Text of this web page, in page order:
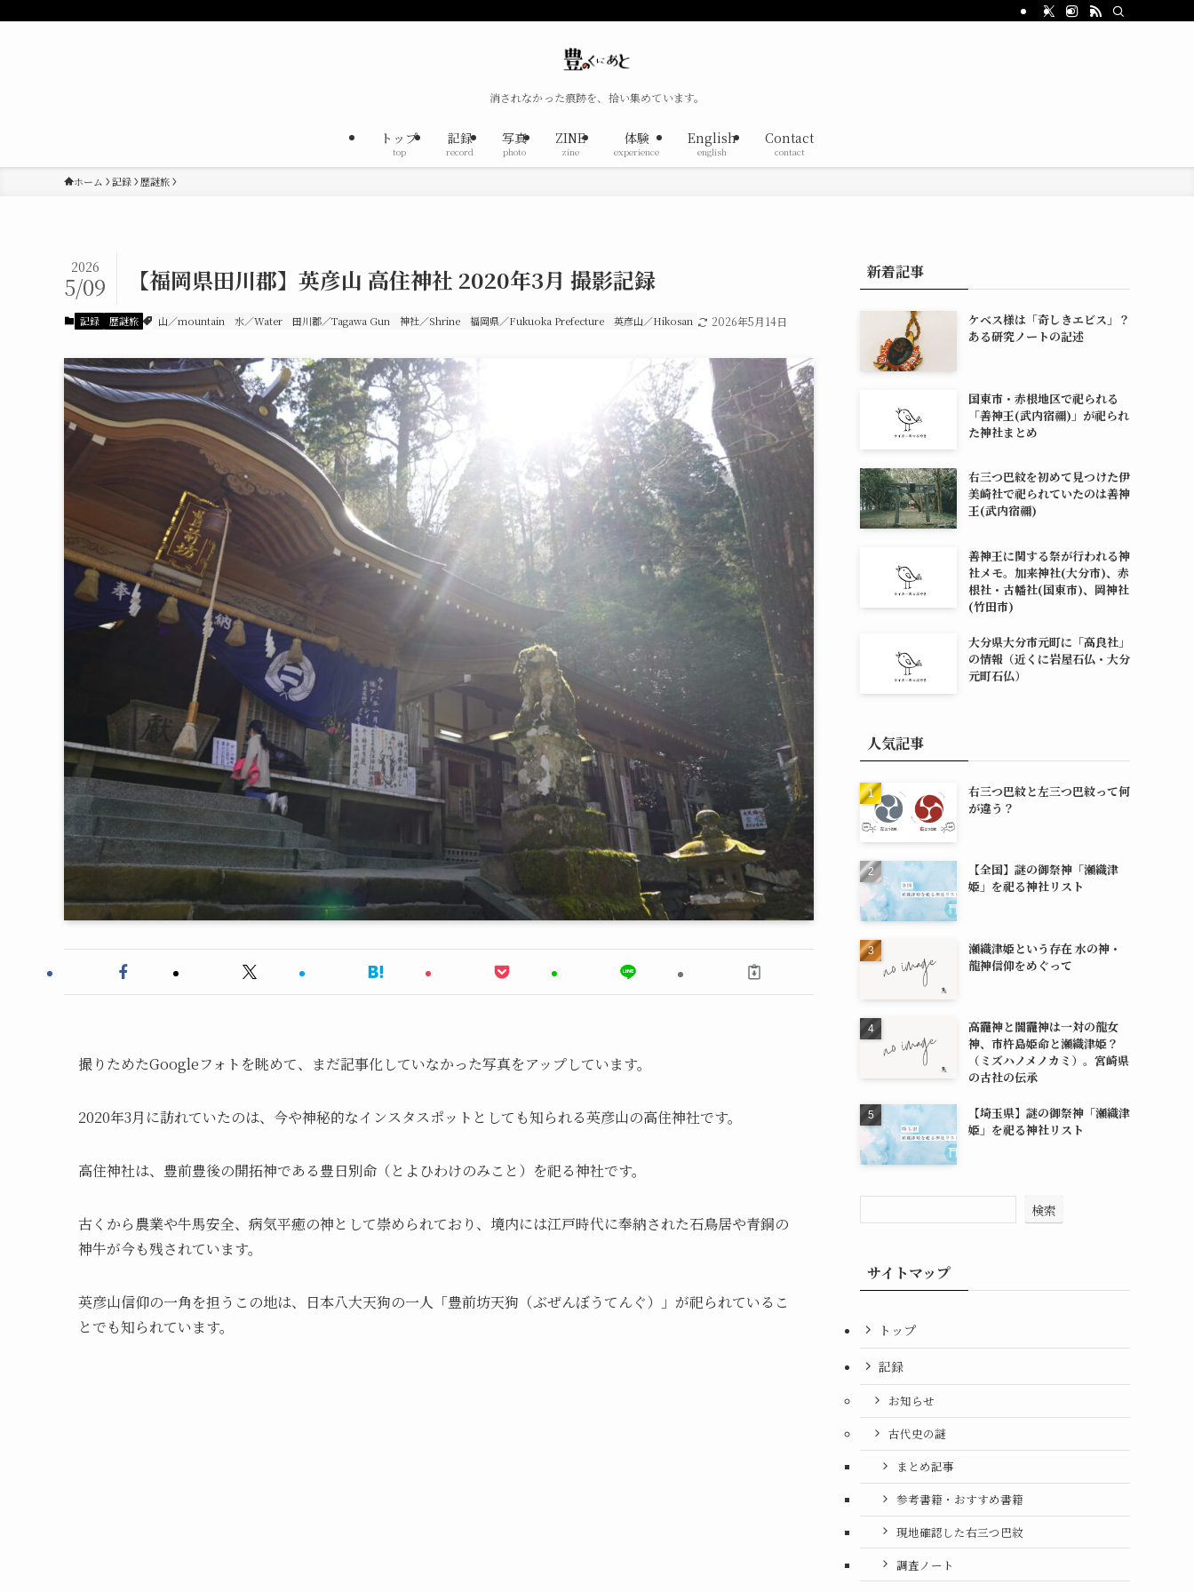
消されなかった痕跡を、拾い集めています。
トップ
top
記録
record
写真
photo
ZINE
zine
体験
experience
English
english
Contact
contact
ホーム 記録 歴謎旅
【福岡県田川郡】英彦山 高住神社 2020年3月 撮影記録
2026
5/09
記録 歴謎旅 山／mountain 水／Water 田川郡／Tagawa Gun 神社／Shrine 福岡県／Fukuoka Prefecture 英彦山／Hikosan 2026年5月14日
撮りためたGoogleフォトを眺めて、まだ記事化していなかった写真をアップしています。
2020年3月に訪れていたのは、今や神秘的なインスタスポットとしても知られる英彦山の高住神社です。
高住神社は、豊前豊後の開拓神である豊日別命（とよひわけのみこと）を祀る神社です。
古くから農業や牛馬安全、病気平癒の神として崇められており、境内には江戸時代に奉納された石鳥居や青銅の
神牛が今も残されています。
英彦山信仰の一角を担うこの地は、日本八大天狗の一人「豊前坊天狗（ぶぜんぼうてんぐ）」が祀られているこ
とでも知られています。
新着記事
ケベス様は「奇しきエビス」？
ある研究ノートの記述
国東市・赤根地区で祀られる
「善神王(武内宿禰)」が祀られ
た神社まとめ
右三つ巴紋を初めて見つけた伊
美崎社で祀られていたのは善神
王(武内宿禰)
善神王に関する祭が行われる神
社メモ。加来神社(大分市)、赤
根社・古幡社(国東市)、岡神社
(竹田市)
大分県大分市元町に「高良社」
の情報（近くに岩屋石仏・大分
元町石仏）
人気記事
右三つ巴紋と左三つ巴紋って何
が違う？
【全国】謎の御祭神「瀬織津
姫」を祀る神社リスト
瀬織津姫という存在 水の神・
龍神信仰をめぐって
高龗神と闇龗神は一対の龍女
神、市杵島姫命と瀬織津姫？
（ミズハノメノカミ）。宮崎県
の古社の伝承
【埼玉県】謎の御祭神「瀬織津
姫」を祀る神社リスト
検索
サイトマップ
トップ
記録
お知らせ
古代史の謎
まとめ記事
参考書籍・おすすめ書籍
現地確認した右三つ巴紋
調査ノート